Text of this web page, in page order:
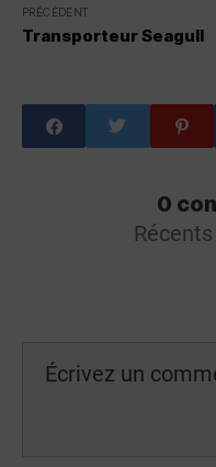
PRÉCÉDENT
Transporteur Seagull
0
Récents